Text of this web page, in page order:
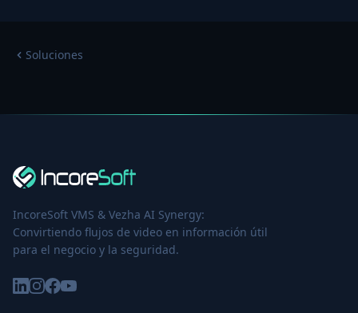
Soluciones
IncoreSoft VMS & Vezha AI Synergy:
Convirtiendo flujos de video en información útil
para el negocio y la seguridad.